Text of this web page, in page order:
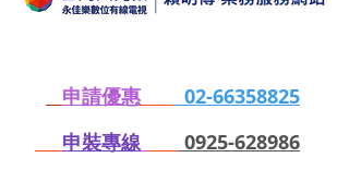
申請優惠
02-66358825
申裝專線
0925-628986